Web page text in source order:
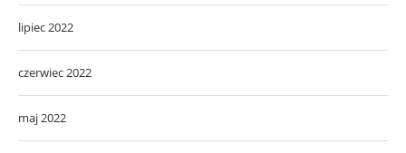
lipiec 2022
czerwiec 2022
maj 2022